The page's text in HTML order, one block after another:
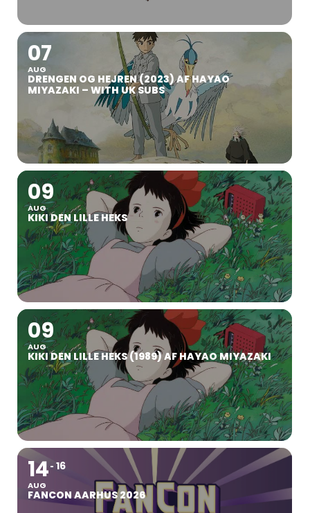
07
AUG
DRENGEN OG HEJREN (2023) AF HAYAO
MIYAZAKI – WITH UK SUBS
09
AUG
KIKI DEN LILLE HEKS
09
AUG
KIKI DEN LILLE HEKS (1989) AF HAYAO MIYAZAKI
14
AUG
16
FANCON AARHUS 2026